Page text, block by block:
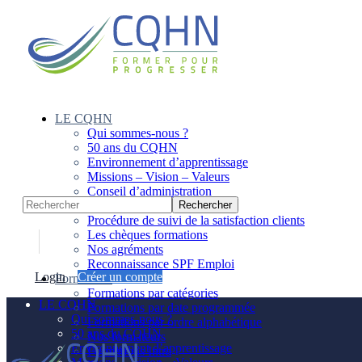
LE CQHN
Qui sommes-nous ?
50 ans du CQHN
Environnement d’apprentissage
Missions – Vision – Valeurs
Conseil d’administration
Procédure de suivi de la satisfaction clients
Les chèques formations
Nos agréments
Reconnaissance SPF Emploi
Formations
Formations par catégories
Formations par date programmée
Formations par ordre alphabétique
Nos formateurs
Formations Intra
Login
Créer un compte
LE CQHN
Qui sommes-nous ?
50 ans du CQHN
Environnement d’apprentissage